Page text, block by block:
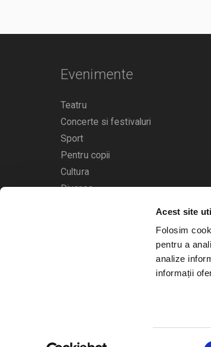
Acest site
Folosim
pentru a
analize
informații
Evenimente
Teatru
Concerte si festivaluri
Sport
Pentru copii
Cultura
Diverse
Calendarul evenimentelor
Bilete.ro